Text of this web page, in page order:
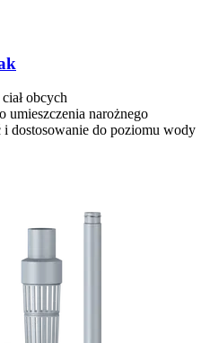
obcych
umieszczenia narożnego
i dostosowanie do poziomu wody